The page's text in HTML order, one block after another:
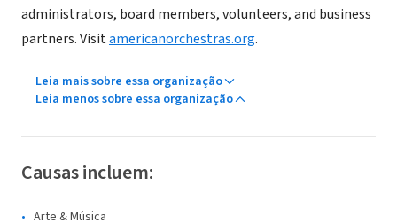
administrators, board members, volunteers, and business
partners. Visitamericanorchestras.org.
Leia mais sobre essa organização
Leia menos sobre essa organização
Causas incluem:
Arte & Música